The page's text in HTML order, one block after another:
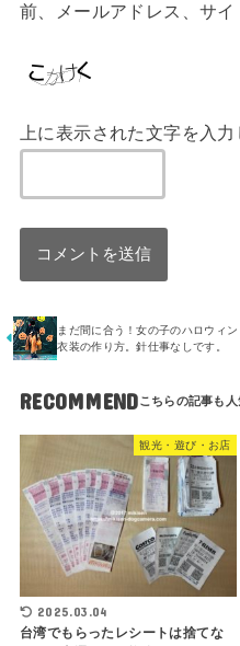
前、メールアドレス、サイ
上に表示された文字を入力
まだ間に合う！女の子のハロウィン
衣装の作り方。針仕事なしです。
RECOMMEND
観光・遊び・お店
2025.03.04
台湾でもらったレシートは捨てな